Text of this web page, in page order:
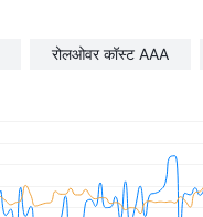
रोलओवर कॉस्ट AAA